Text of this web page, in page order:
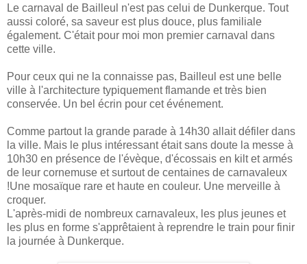
Le carnaval de Bailleul n'est pas celui de Dunkerque. Tout
aussi coloré, sa saveur est plus douce, plus familiale
également. C'était pour moi mon premier carnaval dans
cette ville.
Pour ceux qui ne la connaisse pas, Bailleul est une belle
ville à l'architecture typiquement flamande et très bien
conservée. Un bel écrin pour cet événement.
Comme partout la grande parade à 14h30 allait défiler dans
la ville. Mais le plus intéressant était sans doute la messe à
10h30 en présence de l'évèque, d'écossais en kilt et armés
de leur cornemuse et surtout de centaines de carnavaleux
!Une mosaïque rare et haute en couleur. Une merveille à
croquer.
L'après-midi de nombreux carnavaleux, les plus jeunes et
les plus en forme s'apprêtaient à reprendre le train pour finir
la journée à Dunkerque.